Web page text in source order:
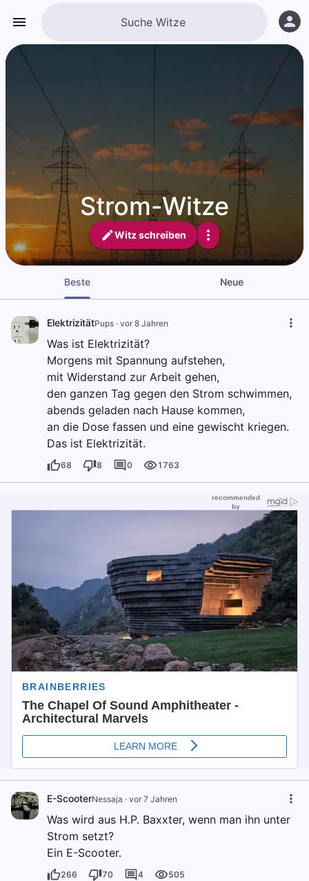
Strom-Witze
Witz schreiben
Beste Neue
ElektrizitätPups · vor 8 Jahren
Was ist Elektrizität?
Morgens mit Spannung aufstehen,
mit Widerstand zur Arbeit gehen,
den ganzen Tag gegen den Strom schwimmen,
abends geladen nach Hause kommen,
an die Dose fassen und eine gewischt kriegen.
Das ist Elektrizität.
68 8 0 1763
E-ScooterNessaja · vor 7 Jahren
Was wird aus H.P. Baxxter, wenn man ihn unter
Strom setzt?
Ein E-Scooter.
266 70 4 505